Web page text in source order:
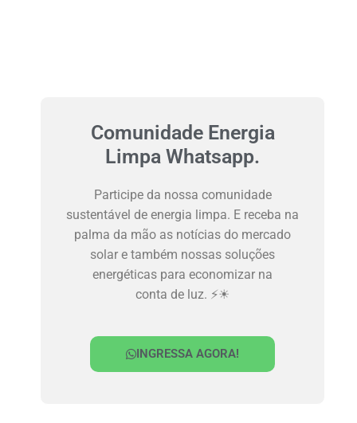
Comunidade Energia
Limpa Whatsapp.
Participe da nossa comunidade
sustentável de energia limpa. E receba na
palma da mão as notícias do mercado
solar e também nossas soluções
energéticas para economizar na
conta de luz. ⚡☀
INGRESSA AGORA!